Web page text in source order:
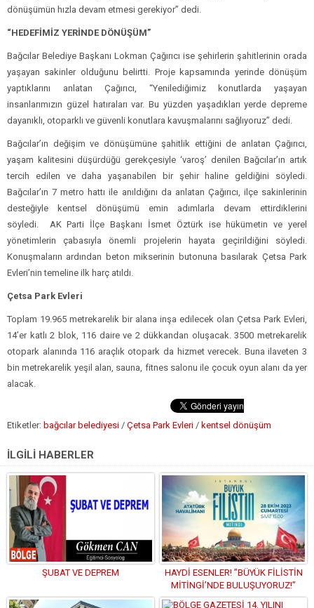
dönüşümün hızla devam etmesi gerekiyor” dedi.
“HEDEFİMİZ YERİNDE DÖNÜŞÜM”
Bağcılar Belediye Başkanı Lokman Çağırıcı ise şehirlerin şahitlerinin orada
yaşayan sakinler olduğunu belirtti. Proje kapsamında yerinde dönüşüm
yaptıklarını anlatan Çağırıcı, “Yenilediğimiz konutlarda yaşayan
insanlarımızın güzel hatıraları var. Bu yüzden yaşadıkları yerde depreme
dayanıklı, otoparklı ve güvenli konutlara kavuşmalarını sağlıyoruz” dedi.
Bağcılar’ın değişim ve dönüşümüne şahitlik ettiğini de anlatan Çağırıcı,
yaşam kalitesini düşürdüğü gerekçesiyle ‘varoş’ denilen Bağcılar’ın artık
tercih edilen ve daha yaşanabilen bir şehir haline geldiğini söyledi.
Bağcılar’ın 7 metro hattı ile anıldığını da anlatan Çağırıcı, ilçe sakinlerinin
desteğiyle kentsel dönüşümü emin adımlarla devam ettirdiklerini
söyledi. AK Parti İlçe Başkanı İsmet Öztürk ise hükümetin ve yerel
yönetimlerin çabasıyla önemli projelerin hayata geçirildiğini söyledi.
Konuşmaların ardından beton mikserinin butonuna basılarak Çetsa Park
Evleri’nin temeline ilk harç atıldı.
Çetsa Park Evleri
Toplam 19.965 metrekarelik bir alana inşa edilecek olan Çetsa Park Evleri,
14’er katlı 2 blok, 116 daire ve 2 dükkandan oluşacak. 3500 metrekarelik
otopark alanında 116 araçlık otopark da hizmet verecek. Buna ilaveten 3
bin metrekarelik yeşil alan, sauna, fitnes salonu ile çocuk oyun alanı da yer
alacak.
Etiketler: bağcılar belediyesi / Çetsa Park Evleri / kentsel dönüşüm
İLGİLİ HABERLER
ŞUBAT VE DEPREM
HAYDİ ESENLER! ”BÜYÜK FİLİSTİN
MİTİNGİ’NDE BULUŞUYORUZ!”